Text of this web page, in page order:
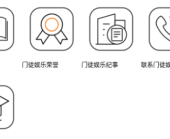
门徒娱乐荣誉 门徒娱乐纪事
联系门徒